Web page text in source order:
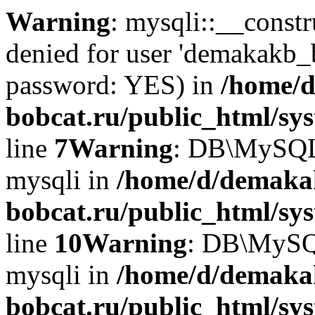
Warning:
denied for user
password: YES) in /home/
bobcat.ru/public_html/
line 7Warning:
mysqli in /home/d/
bobcat.ru/public_html/
line 10Warning:
mysqli in /home/d/
bobcat.ru/public_html/